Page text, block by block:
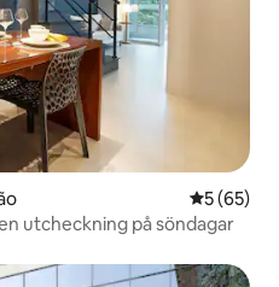
5 av 5 i
5 (65)
utcheckning på söndagar